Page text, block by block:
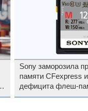
Sony заморозила
памяти CFexpress
дефицита флеш-